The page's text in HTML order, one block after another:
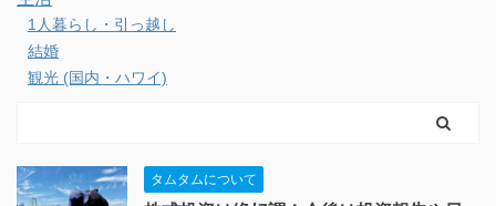
転職活動・新卒
健康・運動
ウォーキング・ランニング
スキー・釣り
発達障害(ADHD・ASD)
投資・お金